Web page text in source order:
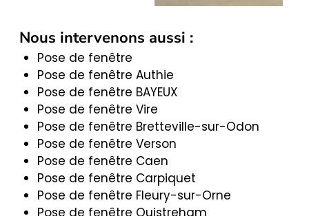
Nous intervenons aussi :
Pose de fenêtre
Pose de fenêtre Authie
Pose de fenêtre BAYEUX
Pose de fenêtre Vire
Pose de fenêtre Bretteville-sur-Odon
Pose de fenêtre Verson
Pose de fenêtre Caen
Pose de fenêtre Carpiquet
Pose de fenêtre Fleury-sur-Orne
Pose de fenêtre Ouistreham